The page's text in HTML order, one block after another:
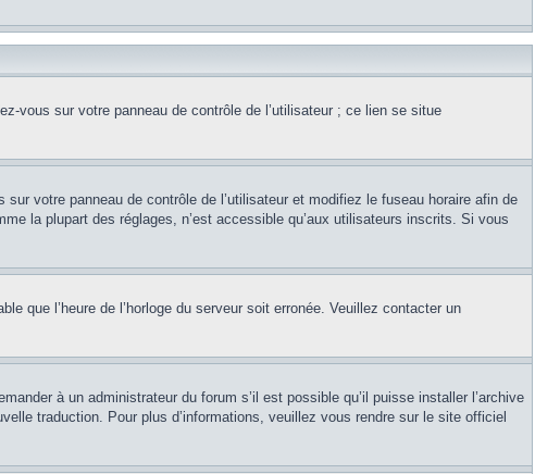
vous sur votre panneau de contrôle de l’utilisateur ; ce lien se situe
votre panneau de contrôle de l’utilisateur et modifiez le fuseau horaire afin de
la plupart des réglages, n’est accessible qu’aux utilisateurs inscrits. Si vous
que l’heure de l’horloge du serveur soit erronée. Veuillez contacter un
à un administrateur du forum s’il est possible qu’il puisse installer l’archive
traduction. Pour plus d’informations, veuillez vous rendre sur le site officiel